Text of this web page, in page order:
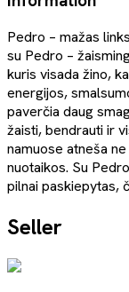
Pedro – mažas
su Pedro –
kuris visada žino,
energijos,
paverčia daug
žaisti, bendrauti ir
namuose atneša
nuotaikos. Su
pilnai paskiepytas,
Seller